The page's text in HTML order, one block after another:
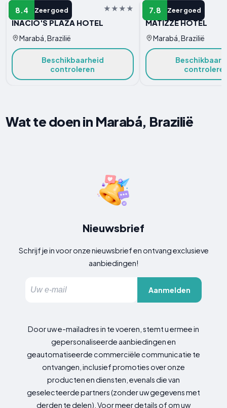
8.4 Zeer goed
HOTEL
INACIO'S PLAZA HOTEL
Marabá, Brazilië
Beschikbaarheid
controleren
7.8 Zeer goed
HOTEL
MATIZZE HOTEL
Marabá, Brazilië
Wat te doen in Marabá, Brazilië
Nieuwsbrief
Schrijf je in voor onze nieuwsbrief en ontvang exclusieve
aanbiedingen!
Aanmelden
Door uw e-mailadres in te voeren, stemt u ermee in
gepersonaliseerde aanbiedingen en
geautomatiseerde commerciële communicatie te
ontvangen, inclusief promoties over onze
producten en diensten, evenals die van
geselecteerde partners (zonder uw gegevens met
derden te delen). Voor meer details of om uw